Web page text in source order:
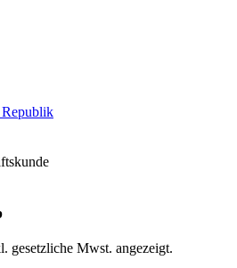
Republik
gesetzliche Mwst. angezeigt.